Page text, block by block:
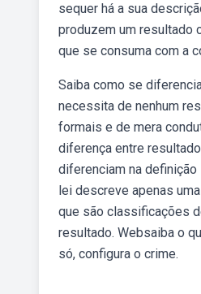
sequer há a sua
produzem um resultado
que se consuma com a
Saiba como se
necessita de nenhum
formais e de mera
diferença entre
diferenciam na
lei descreve apenas
que são classificações
resultado. Websaiba o
só, configura o crime.